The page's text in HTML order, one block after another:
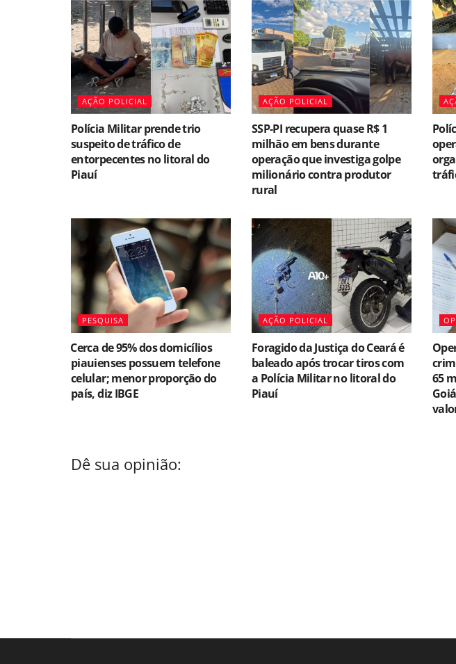
AÇÃO POLICIAL
Polícia Militar prende trio
suspeito de tráfico de
entorpecentes no litoral do
Piauí
AÇÃO POLICIAL
SSP-PI recupera quase R$ 1
milhão em bens durante
operação que investiga golpe
milionário contra produtor
rural
PESQUISA
⁠Cerca de 95% dos domicílios
piauienses possuem telefone
celular; menor proporção do
país, diz IBGE
AÇÃO POLICIAL
Foragido da Justiça do Ceará é
baleado após trocar tiros com
a Polícia Militar no litoral do
Piauí
65
Dê sua opinião: